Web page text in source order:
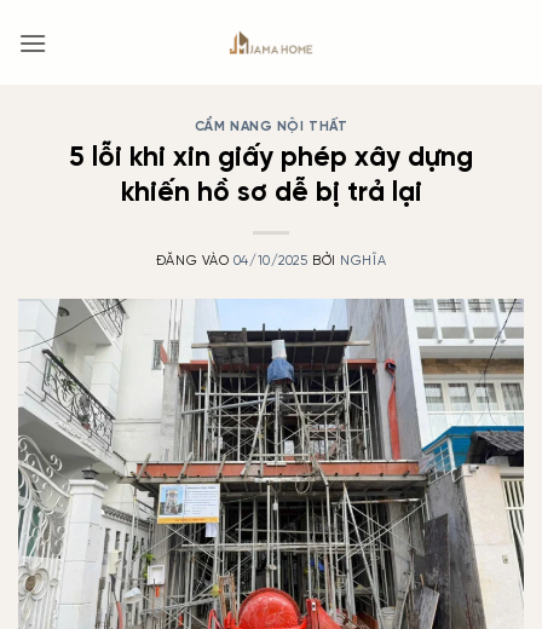
qua
CẨM NANG NỘI THẤT
5 lỗi khi xin giấy phép xây dựng
khiến hồ sơ dễ bị trả lại
ĐĂNG VÀO 04/10/2025 BỞI NGHĨA